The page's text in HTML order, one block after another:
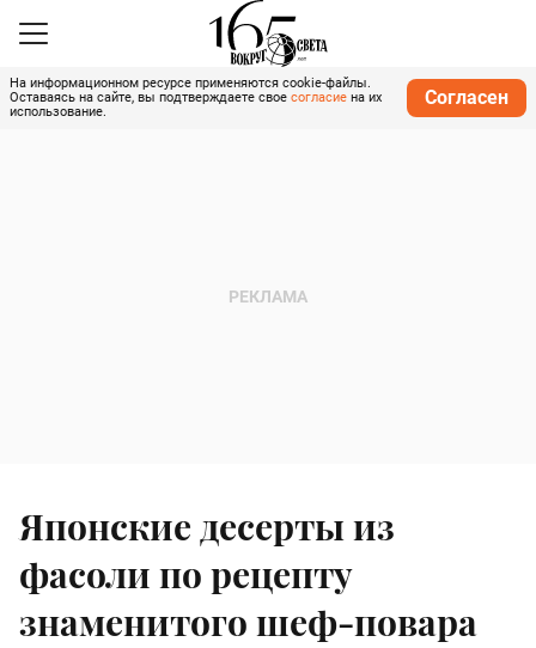
На информационном ресурсе применяются cookie-файлы.
Оставаясь на сайте, вы подтверждаете свое согласие на их
использование.
Согласен
Японские десерты из
фасоли по рецепту
знаменитого шеф-повара